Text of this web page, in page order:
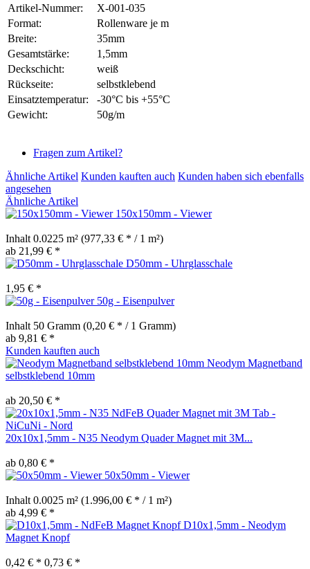
Artikel-Nummer:
X-001-035
Format:
Rollenware je m
Breite:
35mm
Gesamtstärke:
1,5mm
Deckschicht:
weiß
Rückseite:
selbstklebend
Einsatztemperatur:
-30°C bis +55°C
Gewicht:
50g/m
Fragen zum Artikel?
Ähnliche Artikel Kunden kauften auch Kunden haben sich ebenfalls
angesehen
Ähnliche Artikel
150x150mm - Viewer
Inhalt 0.0225 m² (977,33 € * / 1 m²)
ab 21,99 € *
D50mm - Uhrglasschale
1,95 € *
50g - Eisenpulver
Inhalt 50 Gramm (0,20 € * / 1 Gramm)
ab 9,81 € *
Kunden kauften auch
Neodym Magnetband
selbstklebend 10mm
ab 20,50 € *
20x10x1,5mm - N35 Neodym Quader Magnet mit 3M...
ab 0,80 € *
50x50mm - Viewer
Inhalt 0.0025 m² (1.996,00 € * / 1 m²)
ab 4,99 € *
D10x1,5mm - Neodym
Magnet Knopf
0,42 € * 0,73 € *